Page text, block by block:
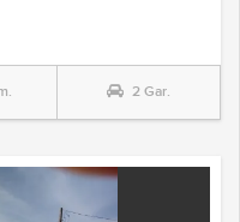
2 Gar.